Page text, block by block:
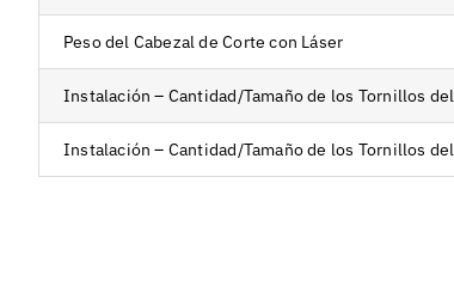
Peso del Cabezal de Corte con Láser
Instalación – Cantidad/Tamaño de los Tornillos
Instalación – Cantidad/Tamaño de los Tornillos